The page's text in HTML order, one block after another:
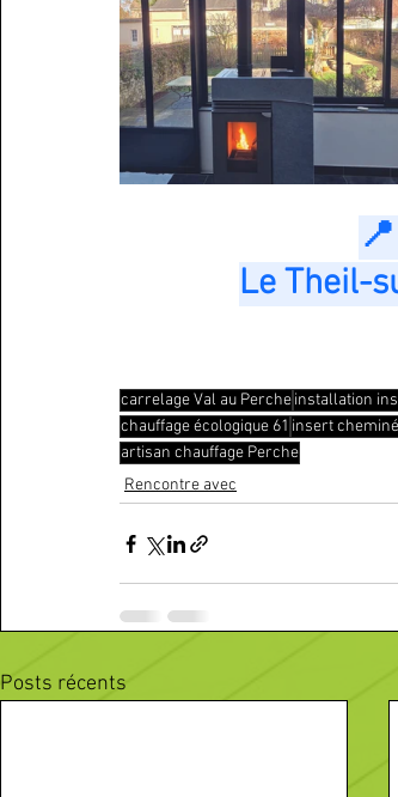
Le Theil-
carrelage Val au Percheinstallation
chauffage écologique 61 insert
artisan chauffage Perche
Rencontre avec
Posts récents